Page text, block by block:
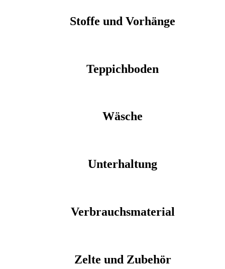
Stoffe und Vorhänge
Teppichboden
Wäsche
Unterhaltung
Verbrauchsmaterial
Zelte und Zubehör